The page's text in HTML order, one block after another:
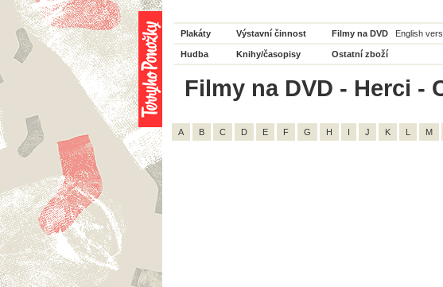
Plakáty Výstavní činnost Filmy na DVD English
Hudba Knihy/časopisy Ostatní zboží
Filmy na DVD - Herci -
A B C D E F G H I J K L M